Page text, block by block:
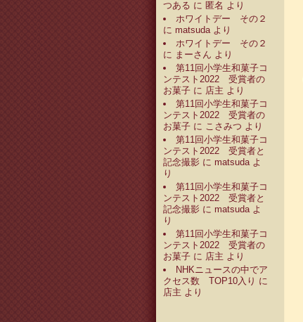
つある に 匿名 より
ホワイトデー その２
に matsudaより
ホワイトデー その２
に まーさん より
第11回小学生和菓子コ
ンテスト2022 受賞者の
お菓子 に 店主 より
第11回小学生和菓子コ
ンテスト2022 受賞者の
お菓子 に こさみつ より
第11回小学生和菓子コ
ンテスト2022 受賞者と
記念撮影 に matsudaよ
り
第11回小学生和菓子コ
ンテスト2022 受賞者と
記念撮影 に matsudaよ
り
第11回小学生和菓子コ
ンテスト2022 受賞者の
お菓子 に 店主 より
NHKニュースの中でア
クセス数 TOP10入り に
店主 より